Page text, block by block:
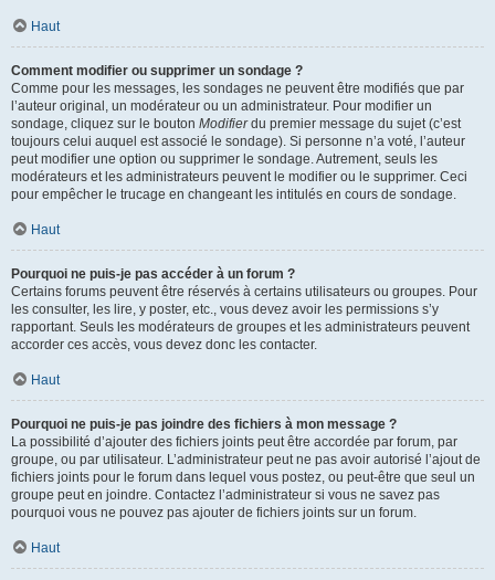
Haut
Comment modifier ou supprimer un sondage ?
Comme pour les messages, les sondages ne peuvent être modifiés que par
l’auteur original, un modérateur ou un administrateur. Pour modifier un
sondage, cliquez sur le bouton Modifierdu premier message du sujet (c’est
toujours celui auquel est associé le sondage). Si personne n’a voté, l’auteur
peut modifier une option ou supprimer le sondage. Autrement, seuls les
modérateurs et les administrateurs peuvent le modifier ou le supprimer. Ceci
pour empêcher le trucage en changeant les intitulés en cours de sondage.
Haut
Pourquoi ne puis-je pas accéder à un forum ?
Certains forums peuvent être réservés à certains utilisateurs ou groupes. Pour
les consulter, les lire, y poster, etc., vous devez avoir les permissions s’y
rapportant. Seuls les modérateurs de groupes et les administrateurs peuvent
accorder ces accès, vous devez donc les contacter.
Haut
Pourquoi ne puis-je pas joindre des fichiers à mon message ?
La possibilité d’ajouter des fichiers joints peut être accordée par forum, par
groupe, ou par utilisateur. L’administrateur peut ne pas avoir autorisé l’ajout de
fichiers joints pour le forum dans lequel vous postez, ou peut-être que seul un
groupe peut en joindre. Contactez l’administrateur si vous ne savez pas
pourquoi vous ne pouvez pas ajouter de fichiers joints sur un forum.
Haut